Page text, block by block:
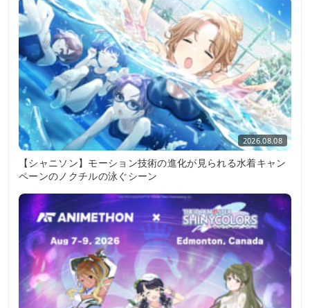
2026.08.08
【シャニソン】モーション技術の進化が見られる水着キャン
ペーンのノクチルの泳ぐシーン